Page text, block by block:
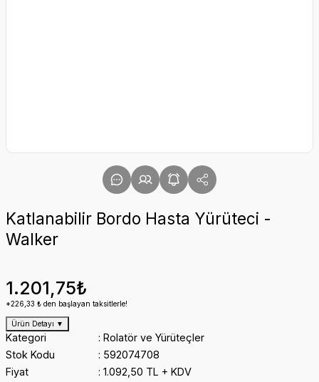
Katlanabilir Bordo Hasta Yürüteci -
Walker
1.201,75₺
*226,33 ₺ den başlayan taksitlerle!
Ürün Detayı ▼
Kategori
Rolatör ve Yürüteçler
Stok Kodu
592074708
Fiyat
1.092,50 TL + KDV